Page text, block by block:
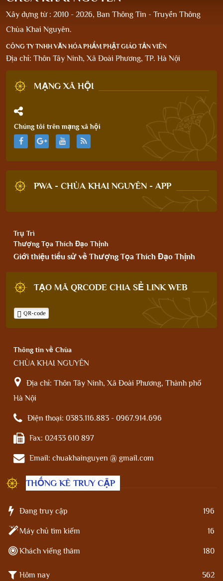
Xây dựng từ : 2010 - 2026, Ban Thông Tin - Truyền Thông
Chùa Khai Nguyên.
CÔNG TY TNHH VĂN HÓA PHẨM PHẬT GIÁO TẢN VIÊN
Địa chỉ: Thôn Tây Ninh, Xã Đoài Phương, TP. Hà Nội
MẠNG XÃ HỘI
Chúng tôi trên mạng xã hội
PWA - CHÙA KHAI NGUYÊN - APP
Trụ Trì
Thượng Tọa Thích Đạo Thịnh
Giới thiệu tiểu sử về Thượng Tọa Thích Đạo Thịnh
TẠO MÃ QRCODE CHIA SẺ LINK WEB
QR-code
Thông tin về Chùa
CHÙA KHAI NGUYÊN
Địa chỉ: Thôn Tây Ninh, Xã Đoài Phương, Thành phố
Hà Nội
Điện thoại: 0383.116.883 - 0967.914.696
Fax: 02433 610 897
Email: chuakhainguyen @ gmail.com
THỐNG KÊ TRUY CẬP
Đang truy cập 196
Máy chủ tìm kiếm 16
Khách viếng thăm 180
Hôm nay 562